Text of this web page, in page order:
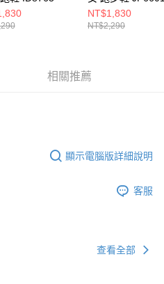
NT$1,830
NT$2,290
相關推薦
顯示電腦版詳細說明
客服
查看全部